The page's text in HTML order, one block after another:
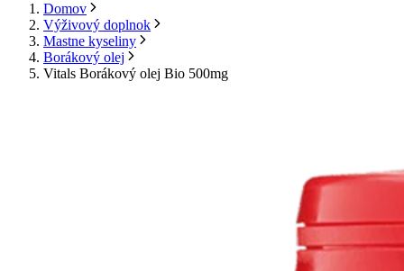
Domov
Výživový doplnok
Mastne kyseliny
Borákový olej
Vitals Borákový olej Bio 500mg